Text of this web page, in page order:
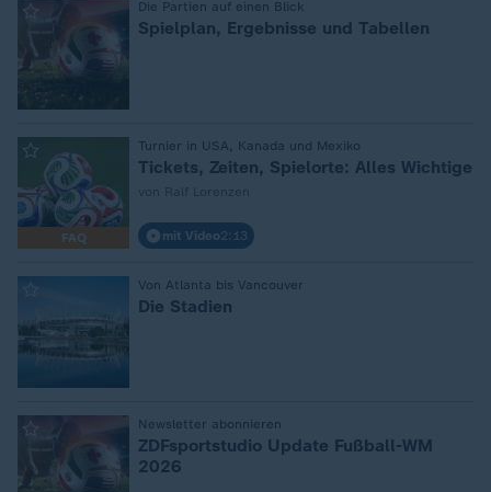
Die Partien auf einen Blick
Spielplan, Ergebnisse und Tabellen
FAQ
Turnier in USA, Kanada und Mexiko
Tickets, Zeiten, Spielorte: Alles Wichtige
mit Video2:13
Von Atlanta bis Vancouver
Die Stadien
Newsletter abonnieren
ZDFsportstudio Update Fußball-WM
2026